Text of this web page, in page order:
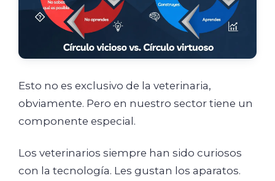
Esto no es exclusivo de la veterinaria,
obviamente. Pero en nuestro sector tiene un
componente especial.
Los veterinarios siempre han sido curiosos
con la tecnología. Les gustan los aparatos.